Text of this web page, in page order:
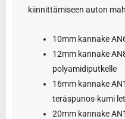
kiinnittämiseen auton
10mm kannake
12mm kannake
polyamidiputkelle
16mm kannake
teräspunos-kumi
20mm kannake